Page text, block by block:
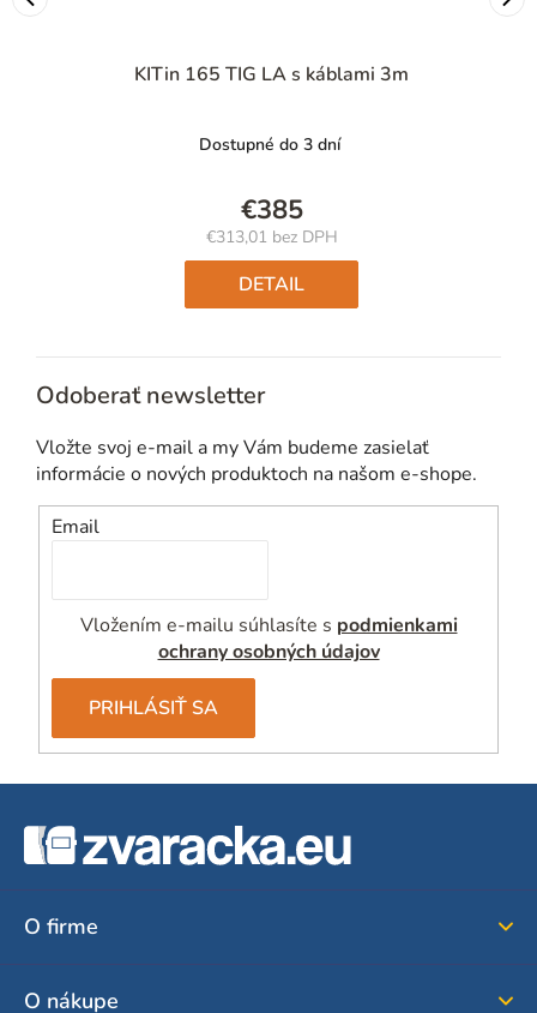
KITin 165 TIG LA s káblami 3m
Dostupné do 3 dní
€385
€313,01 bez DPH
Jednotková
cena:
DETAIL
Odoberať newsletter
Vložte svoj e-mail a my Vám budeme zasielať
informácie o nových produktoch na našom e-shope.
Email
Vložením e-mailu súhlasíte s podmienkami
ochrany osobných údajov
PRIHLÁSIŤ SA
O firme
O nákupe